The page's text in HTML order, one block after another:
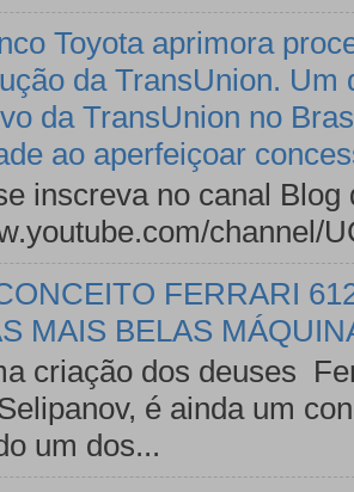
Toyota aprimora
da TransUnion.
da TransUnion no
ao aperfeiçoar
inscreva no canal
channel/
FERRARI
MAIS BELAS
criação dos deuses
é ainda um
um dos...